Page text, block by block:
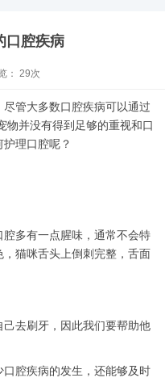
口腔疾病
： 29次
管大多数口腔疾病可以通过
物并没有得到足够的重视和口
理口腔呢？
多有一点腥味，通常不会特
猫咪舌头上倒刺完整，舌面
去刷牙，因此我们要帮助他
腔疾病的发生，还能够及时